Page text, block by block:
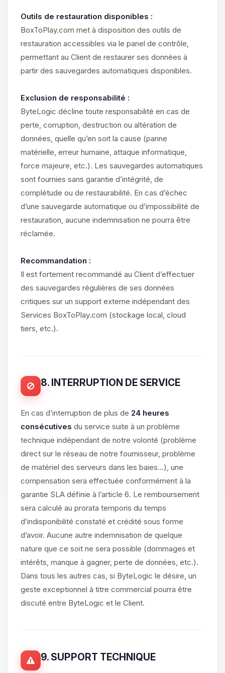
Outils de restauration disponibles :
BoxToPlay.com met à disposition des outils de
restauration accessibles via le panel de contrôle,
permettant au Client de restaurer ses données à
partir des sauvegardes automatiques disponibles.
Exclusion de responsabilité :
ByteLogic décline toute responsabilité en cas de
perte, corruption, destruction ou altération de
données, quelle qu’en soit la cause (panne
matérielle, erreur humaine, attaque informatique,
force majeure, etc.). Les sauvegardes automatiques
sont fournies sans garantie d’intégrité, de
complétude ou de restaurabilité. En cas d’échec
d’une sauvegarde automatique ou d’impossibilité de
restauration, aucune indemnisation ne pourra être
réclamée.
Recommandation :
Il est fortement recommandé au Client d’effectuer
des sauvegardes régulières de ses données
critiques sur un support externe indépendant des
Services BoxToPlay.com (stockage local, cloud
tiers, etc.).
8. INTERRUPTION DE SERVICE
En cas d’interruption de plus de 24 heures
consécutives du service suite à un problème
technique indépendant de notre volonté (problème
direct sur le réseau de notre fournisseur, problème
de matériel des serveurs dans les baies...), une
compensation sera effectuée conformément à la
garantie SLA définie à l’article 6. Le remboursement
sera calculé au prorata temporis du temps
d’indisponibilité constaté et crédité sous forme
d’avoir. Aucune autre indemnisation de quelque
nature que ce soit ne sera possible (dommages et
intérêts, manque à gagner, perte de données, etc.).
Dans tous les autres cas, si ByteLogic le désire, un
geste exceptionnel à titre commercial pourra être
discuté entre ByteLogic et le Client.
9. SUPPORT TECHNIQUE